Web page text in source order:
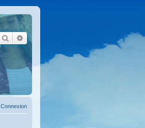
RechercherRecherche avancée
Connexion